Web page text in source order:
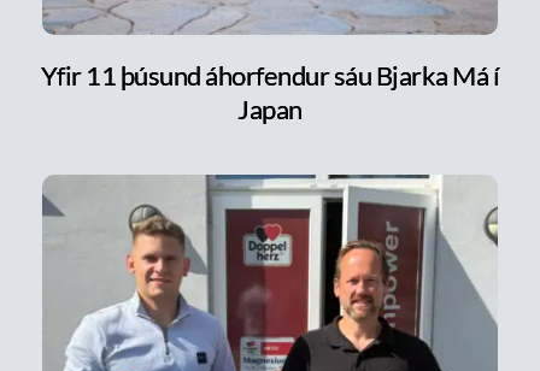
Yfir 11 þúsund áhorfendur sáu Bjarka Má í
Japan